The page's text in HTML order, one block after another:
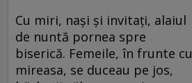
Cu miri, naşi şi invitaţi, alaiul
de nuntă pornea spre
biserică. Femeile, în frunte cu
mireasa, se duceau pe jos,